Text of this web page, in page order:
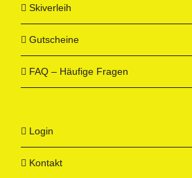
Skiverleih
Gutscheine
FAQ – Häufige Fragen
Login
Kontakt